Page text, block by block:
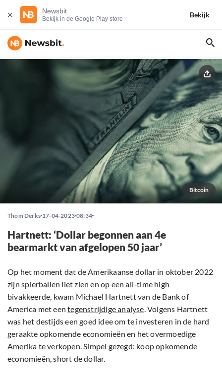
Newsbit
Bekijk in de Google Play store
Bekijk
Bitcoin
Thom Derks 17-04-2023 08:34
Hartnett: ‘Dollar begonnen aan 4e
bearmarkt van afgelopen 50 jaar’
Op het moment dat de Amerikaanse dollar in oktober 2022
zijn spierballen liet zien en op een all-time high
bivakkeerde, kwam Michael Hartnett van de Bank of
America met eentegenstrijdige analyse. Volgens Hartnett
was het destijds een goed idee om te investeren in de hard
geraakte opkomende economieën en het overmoedige
Amerika te verkopen. Simpel gezegd: koop opkomende
economieën, short de dollar.